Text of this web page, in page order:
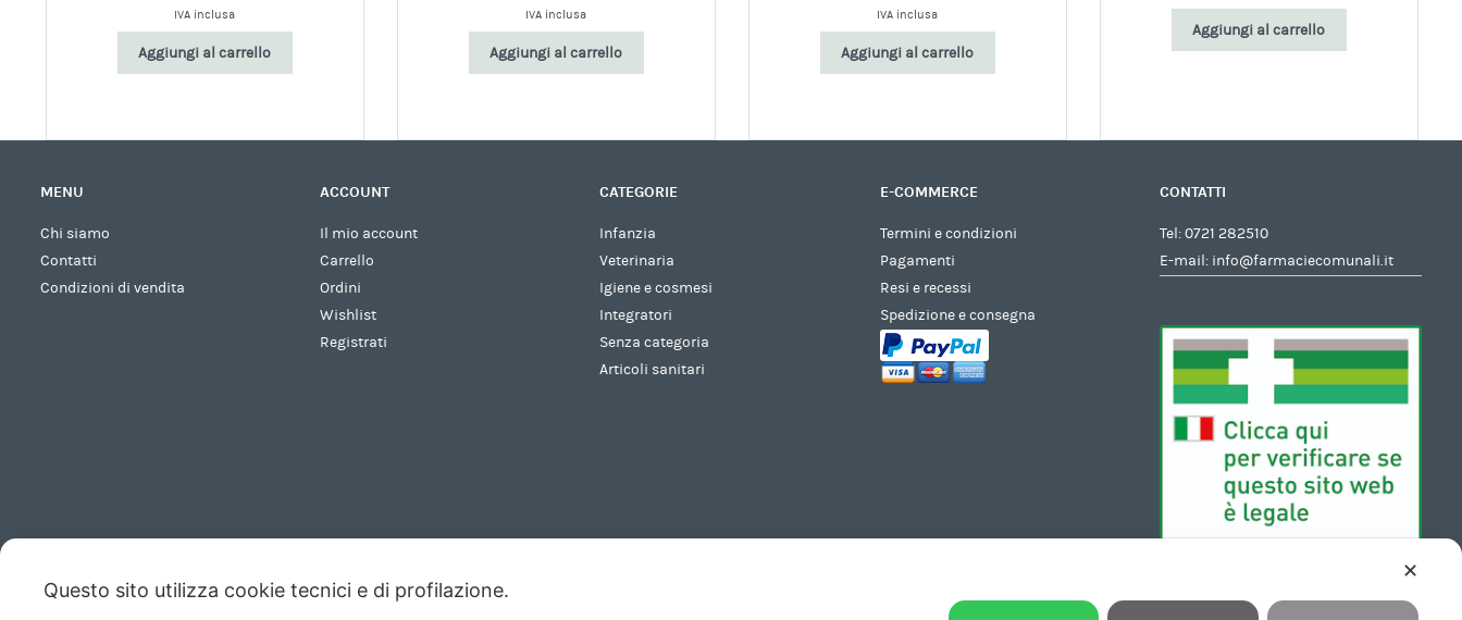
IVA inclusa
Aggiungi al carrello
IVA inclusa
Aggiungi al carrello
IVA inclusa
Aggiungi al carrello
Aggiungi al carrello
MENU
Chi siamo
Contatti
Condizioni di vendita
ACCOUNT
Il mio account
Carrello
Ordini
Wishlist
Registrati
CATEGORIE
Infanzia
Veterinaria
Igiene e cosmesi
Integratori
Senza categoria
Articoli sanitari
E-COMMERCE
Termini e condizioni
Pagamenti
Resi e recessi
Spedizione e consegna
CONTATTI
Tel:0721 282510
E-mail: info@farmaciecomunali.it
✕
Questo sito utilizza cookie tecnici e di profilazione.